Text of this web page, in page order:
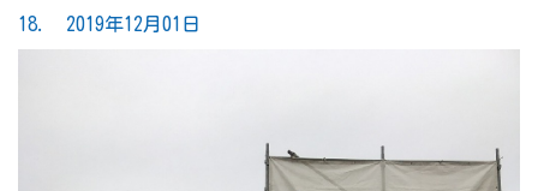
18. 2019年12月01日